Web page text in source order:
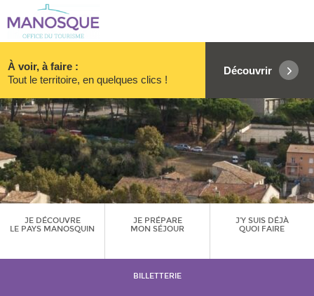
JE DÉCOUVRE
LE PAYS MANOSQUIN
JE PRÉPARE
MON SÉJOUR
J’Y SUIS DÉJÀ
QUOI FAIRE
BILLETTERIE
À voir, à faire :
Tout le territoire, en quelques clics !
Découvrir